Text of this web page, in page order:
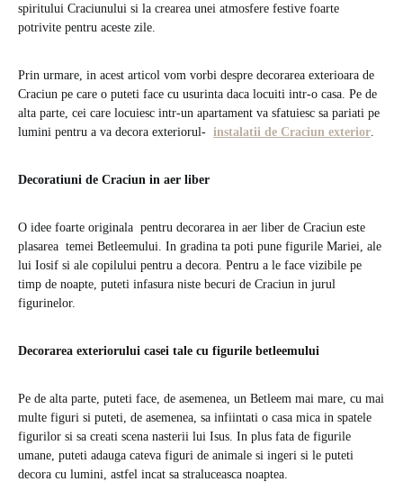
spiritului Craciunului si la crearea unei atmosfere festive foarte
potrivite pentru aceste zile.
Prin urmare, in acest articol vom vorbi despre decorarea exterioara de
Craciun pe care o puteti face cu usurinta daca locuiti intr-o casa. Pe de
alta parte, cei care locuiesc intr-un apartament va sfatuiesc sa pariati pe
lumini pentru a va decora exteriorul- instalatii de Craciun exterior.
Decoratiuni de Craciun in aer liber
O idee foarte originala pentru decorarea in aer liber de Craciun este
plasarea temei Betleemului. In gradina ta poti pune figurile Mariei, ale
lui Iosif si ale copilului pentru a decora. Pentru a le face vizibile pe
timp de noapte, puteti infasura niste becuri de Craciun in jurul
figurinelor.
Decorarea exteriorului casei tale cu figurile betleemului
Pe de alta parte, puteti face, de asemenea, un Betleem mai mare, cu mai
multe figuri si puteti, de asemenea, sa infiintati o casa mica in spatele
figurilor si sa creati scena nasterii lui Isus. In plus fata de figurile
umane, puteti adauga cateva figuri de animale si ingeri si le puteti
decora cu lumini, astfel incat sa straluceasca noaptea.